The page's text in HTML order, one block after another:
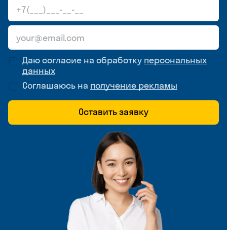
Даю согласие на обработку персональных
данных
Соглашаюсь на получение рекламы
Оставить заявку